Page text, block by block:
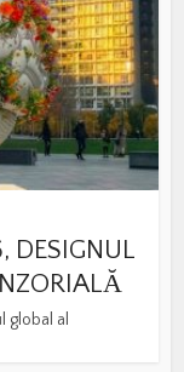
DESIGNUL
global al